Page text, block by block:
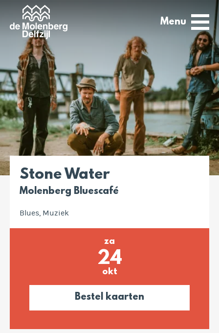
Menu
Stone Water
Molenberg Bluescafé
Blues, Muziek
za
24
okt
Bestel kaarten